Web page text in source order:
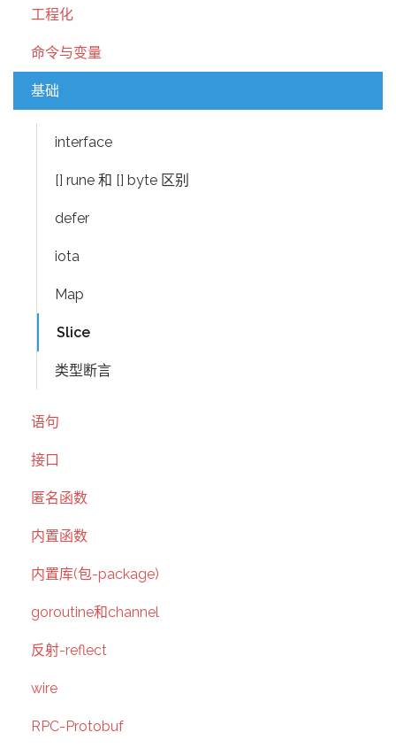
工程化
命令与变量
基础
interface
[] rune 和 [] byte 区别
defer
iota
Map
Slice
类型断言
语句
接口
匿名函数
内置函数
内置库(包-package)
goroutine和channel
反射-reflect
wire
RPC-Protobuf